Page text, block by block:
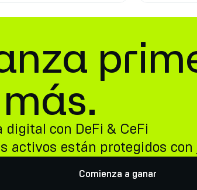
con DeFi & CeFi
activos están protegidos con
Comienza a ganar